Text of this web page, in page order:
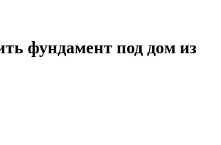
фундамент под дом из